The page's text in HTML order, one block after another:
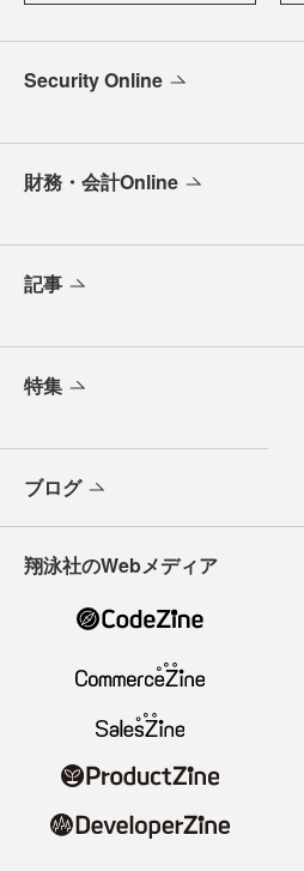
Security Online
財務・会計Online
記事
特集
ブログ
翔泳社のWebメディア